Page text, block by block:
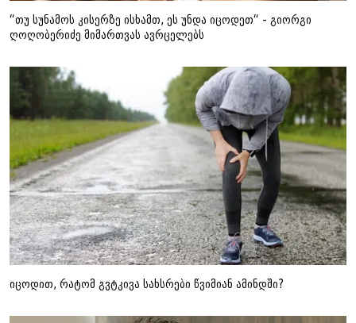
“თუ სუნამოს კისერზე ისხამთ, ეს უნდა იცოდეთ“ - გიორგი
ღოღობერიძე მიმართვას ავრცელებს
იცოდით, რატომ გვტკივა სახსრები წვიმიან ამინდში?